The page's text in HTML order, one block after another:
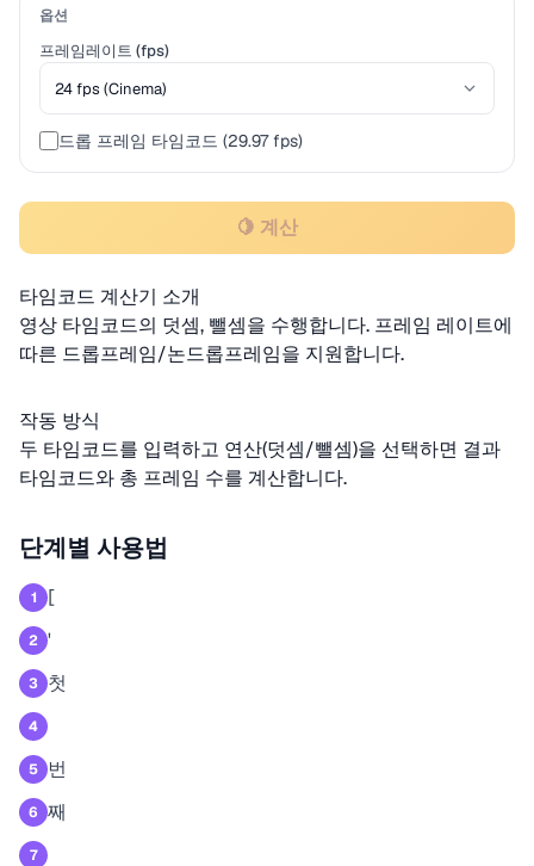
옵션
프레임레이트 (fps)
드롭 프레임 타임코드 (29.97 fps)
🍋 계산
타임코드 계산기 소개
영상 타임코드의 덧셈, 뺄셈을 수행합니다. 프레임 레이트에
따른 드롭프레임/논드롭프레임을 지원합니다.
작동 방식
두 타임코드를 입력하고 연산(덧셈/뺄셈)을 선택하면 결과
타임코드와 총 프레임 수를 계산합니다.
단계별 사용법
1 [
2 '
3 첫
4
5 번
6 째
7